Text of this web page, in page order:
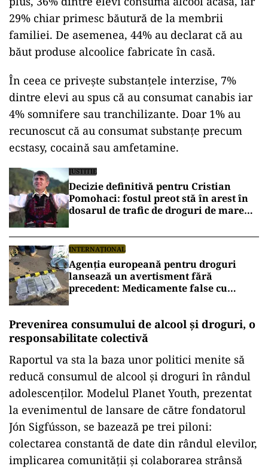
29% chiar primesc băutură de la membrii
familiei. De asemenea, 44% au declarat că au
băut produse alcoolice fabricate în casă.
În ceea ce privește substanțele interzise, 7%
dintre elevi au spus că au consumat canabis iar
4% somnifere sau tranchilizante. Doar 1% au
recunoscut că au consumat substanțe precum
ecstasy, cocaină sau amfetamine.
JUSTITIE
Decizie definitivă pentru Cristian
Pomohaci: fostul preot stă în arest în
dosarul de trafic de droguri de mare
INTERNAȚIONAL
Agenția europeană pentru droguri
lansează un avertisment fără
precedent: Medicamente false cu
Prevenirea consumului de alcool și droguri, o
responsabilitate colectivă
Raportul va sta la baza unor politici menite să
reducă consumul de alcool și droguri în rândul
adolescenților. Modelul Planet Youth, prezentat
la evenimentul de lansare de către fondatorul
Jón Sigfússon, se bazează pe trei piloni:
colectarea constantă de date din rândul elevilor,
implicarea comunității și colaborarea strânsă